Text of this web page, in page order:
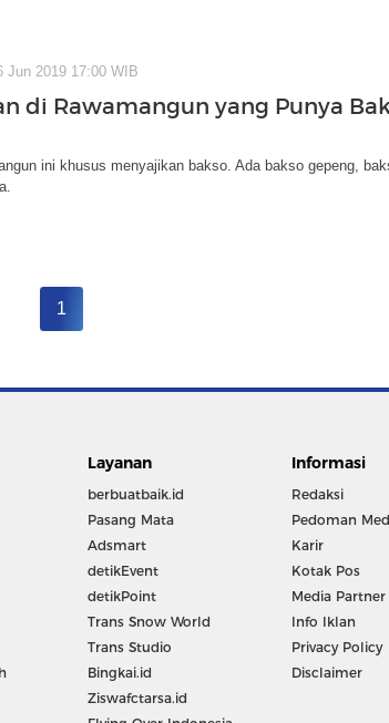
Jun 2019 17:00 WIB
di Rawamangun yang Punya
ini khusus menyajikan bakso. Ada bakso gepeng,
1
Layanan
berbuatbaik.id
Pasang Mata
Adsmart
detikEvent
detikPoint
Trans Snow World
Trans Studio
Bingkai.id
Ziswafctarsa.id
Informasi
Redaksi
Pedoman
Karir
Kotak Pos
Media Partner
Info Iklan
Privacy Policy
Disclaimer